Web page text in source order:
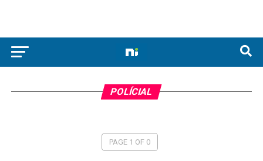
POLÍCIAL
PAGE 1 OF 0